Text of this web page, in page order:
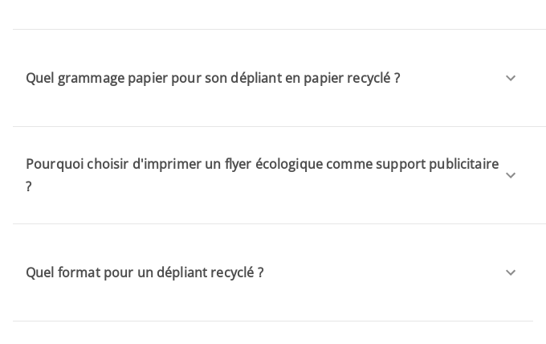
Quel grammage papier pour son dépliant en papier recyclé ?
Pourquoi choisir d'imprimer un flyer écologique comme support publicitaire
?
Quel format pour un dépliant recyclé ?